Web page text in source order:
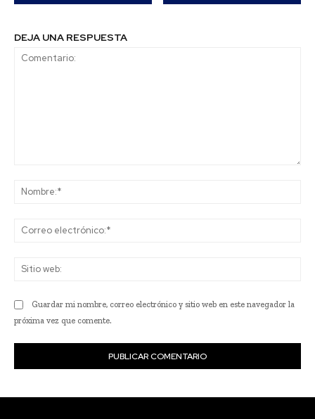
DEJA UNA RESPUESTA
Guardar mi nombre, correo electrónico y sitio web en este navegador la
próxima vez que comente.